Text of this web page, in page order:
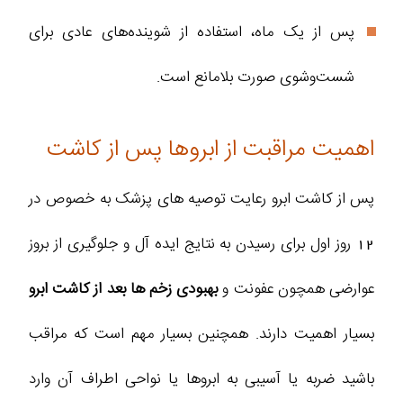
پس از یک ماه، استفاده از شوینده‌های عادی برای
شست‌وشوی صورت بلامانع است.
اهمیت مراقبت از ابروها پس از کاشت
پس از کاشت ابرو رعایت توصیه های پزشک به خصوص در
12 روز اول برای رسیدن به نتایج ایده آل و جلوگیری از بروز
عوارضی همچون عفونت وبهبودی زخم ها بعد از کاشت ابرو
بسیار اهمیت دارند. همچنین بسیار مهم است که مراقب
باشید ضربه یا آسیبی به ابروها یا نواحی اطراف آن وارد